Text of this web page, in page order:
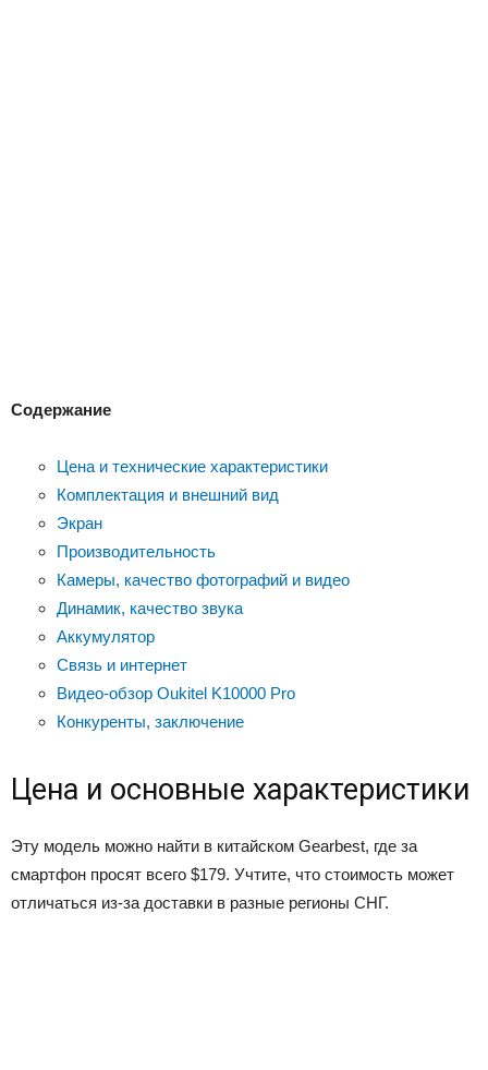
Содержание
Цена и технические характеристики
Комплектация и внешний вид
Экран
Производительность
Камеры, качество фотографий и видео
Динамик, качество звука
Аккумулятор
Связь и интернет
Видео-обзор Oukitel K10000 Pro
Конкуренты, заключение
Цена и основные характеристики
Эту модель можно найти в китайском Gearbest, где за
смартфон просят всего $179. Учтите, что стоимость может
отличаться из-за доставки в разные регионы СНГ.